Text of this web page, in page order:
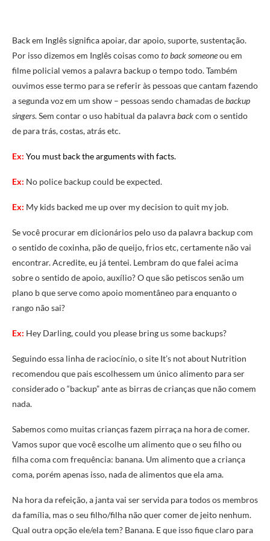
Back em Inglês significa apoiar, dar apoio, suporte, sustentação.
Por isso dizemos em Inglês coisas comoto back someoneou em
filme policial vemos a palavra backup o tempo todo. Também
ouvimos esse termo para se referir às pessoas que cantam fazendo
a segunda voz em um show – pessoas sendo chamadas debackup
singers. Sem contar o uso habitual da palavrabackcom o sentido
de para trás, costas, atrás etc.
Ex: You must back the arguments with facts.
Ex: No police backup could be expected.
Ex: My kids backed me upover my decision to quit my job.
Se você procurar em dicionários pelo uso da palavra backup com
o sentido de coxinha, pão de queijo, frios etc, certamente não vai
encontrar. Acredite, eu já tentei. Lembram do que falei acima
sobre o sentido de apoio, auxílio? O que são petiscos senão um
plano b que serve como apoio momentâneo para enquanto o
rango não sai?
Ex: Hey Darling, could you please bring us some backups?
Seguindo essa linha de raciocínio, o site It’s not about Nutrition
recomendou que pais escolhessem um único alimento para ser
considerado o “backup” ante as birras de crianças que não comem
nada.
Sabemos como muitas crianças fazem pirraça na hora de comer.
Vamos supor que você escolhe um alimento que o seu filho ou
filha coma com frequência: banana. Um alimento que a criança
coma, porém apenas isso, nada de alimentos que ela ama.
Na hora da refeição, a janta vai ser servida para todos os membros
da família, mas o seu filho/filha não quer comer de jeito nenhum.
Qual outra opção ele/ela tem? Banana. E que isso fique claro para